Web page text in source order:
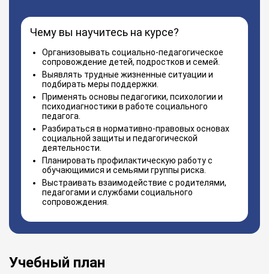
Чему вы научитесь на курсе?
Организовывать социально-педагогическое
сопровождение детей, подростков и семей.
Выявлять трудные жизненные ситуации и
подбирать меры поддержки.
Применять основы педагогики, психологии и
психодиагностики в работе социального
педагога.
Разбираться в нормативно-правовых основах
социальной защиты и педагогической
деятельности.
Планировать профилактическую работу с
обучающимися и семьями группы риска.
Выстраивать взаимодействие с родителями,
педагогами и службами социального
сопровождения.
Учебный план